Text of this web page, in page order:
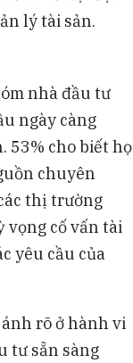
lý tài sản.
nhà đầu tư
ngày càng
53% cho biết họ
chuyên
thị trường
vọng cố vấn tài
yêu cầu của
rõ ở hành vi
tư sẵn sàng